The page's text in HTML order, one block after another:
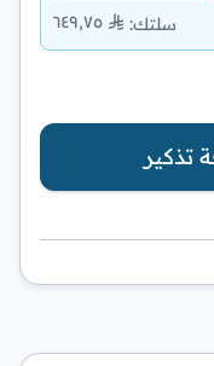
سلتك: ٦٤٩٫٧٥
تذكير